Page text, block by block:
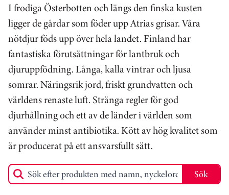
I frodiga Österbotten och längs den finska kusten
ligger de gårdar som föder upp Atrias grisar. Våra
nötdjur föds upp över hela landet. Finland har
fantastiska förutsättningar för lantbruk och
djuruppfödning. Långa, kalla vintrar och ljusa
somrar. Näringsrik jord, friskt grundvatten och
världens renaste luft. Stränga regler för god
djurhållning och ett av de länder i världen som
använder minst antibiotika. Kött av hög kvalitet som
är producerat på ett ansvarsfullt sätt.
Sök efter produkten med namn, nyckelord eller produkt-ID
Sök